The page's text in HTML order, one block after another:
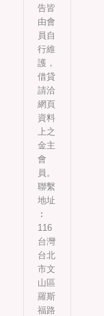
告皆
由會
員自
行維
護，
借貸
請洽
網頁
資料
上之
金主
會
員。
聯繫
地址
︰
116
台灣
台北
市文
山區
羅斯
福路